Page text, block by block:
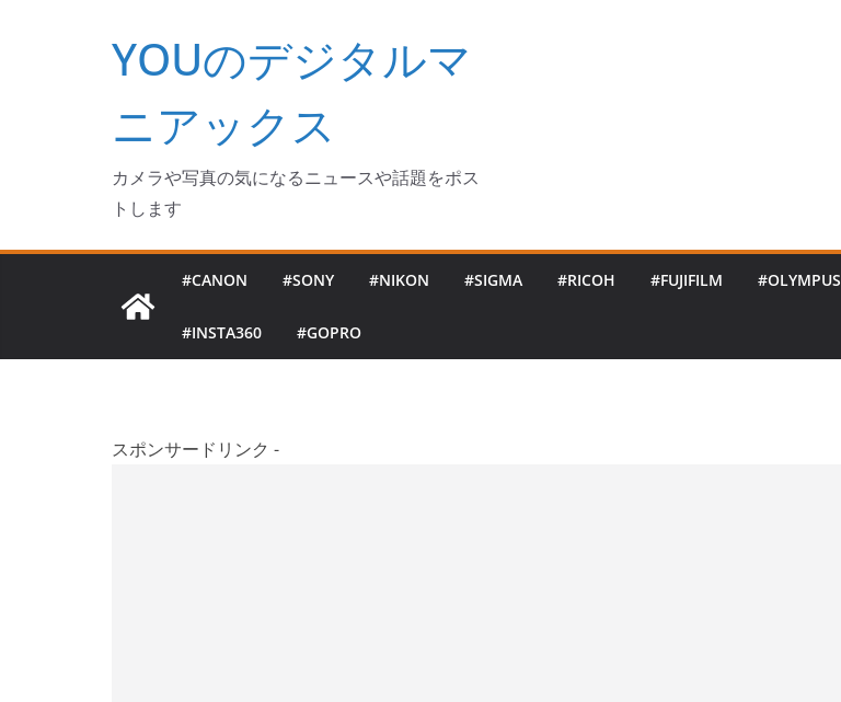
ッ
YOUのデジタルマ
ニアックス
カメラや写真の気になるニュースや話題をポス
トします
#CANON #SONY #NIKON #SIGMA #RICOH #FUJIFILM #OLYMPUS
#INSTA360 #GOPRO
スポンサードリンク -